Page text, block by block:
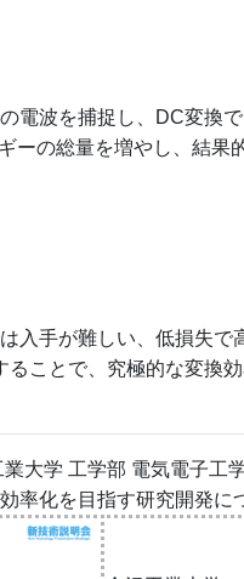
電波を捕捉し、DC変換
ーの総量を増やし、結果
入手が難しい、低損失で
ことで、究極的な変換
大学 工学部 電気電子工
率化を目指す研究開発に